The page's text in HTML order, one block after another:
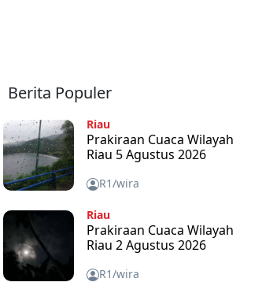
Berita Populer
Riau
Prakiraan Cuaca Wilayah
Riau 5 Agustus 2026
R1/wira
Riau
Prakiraan Cuaca Wilayah
Riau 2 Agustus 2026
R1/wira